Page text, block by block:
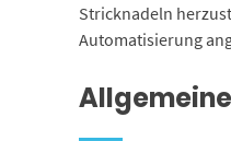
Stricknadeln
Automatisierung